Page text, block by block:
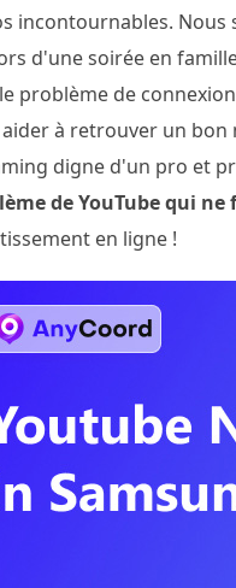
incontournables.
d'une soirée en
problème de
à retrouver un bon
digne d'un pro et
de YouTube qui
en ligne !